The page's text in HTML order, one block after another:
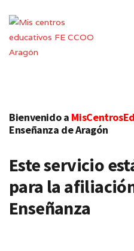
Bienvenido a
Enseñanza de Aragón
Este servicio
para la afiliación
Enseñanza